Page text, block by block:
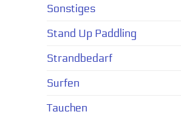
Sonstiges
Stand Up Paddling
Strandbedarf
Surfen
Tauchen